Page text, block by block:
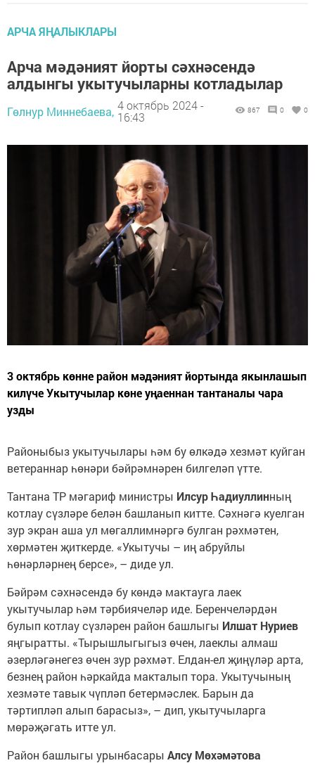
АРЧА ЯҢАЛЫКЛАРЫ
Арча мәдәният йорты сәхнәсендә
алдынгы укытучыларны котладылар
Гөлнур Миннебаева, 4 октябрь 2024 -
16:43
867 0 0
3 октябрь көнне район мәдәният йортында якынлашып
килүче Укытучылар көне уңаеннан тантаналы чара
узды
Районыбыз укытучылары һәм бу өлкәдә хезмәт куйган
ветераннар һөнәри бәйрәмнәрен билгеләп үтте.
Тантана ТР мәгариф министры Илсур Һадиуллинның
котлау сүзләре белән башланып китте. Сәхнәгә куелган
зур экран аша ул мөгаллимнәргә булган рәхмәтен,
хөрмәтен җиткерде. «Укытучы – иң абруйлы
һөнәрләрнең берсе», – диде ул.
Бәйрәм сәхнәсендә бу көндә мактауга лаек
укытучылар һәм тәрбиячеләр иде. Беренчеләрдән
булып котлау сүзләрен район башлыгы Илшат Нуриев
яңгыратты. «Тырышлыгыгыз өчен, лаеклы алмаш
әзерләгәнегез өчен зур рәхмәт. Елдан-ел җиңүләр арта,
безнең район һәркайда макталып тора. Укытучының
хезмәте тавык чүпләп бетермәслек. Барын да
тәртипләп алып барасыз», – дип, укытучыларга
мөрәҗәгать итте ул.
Район башлыгы урынбасары Алсу Мөхәмәтова